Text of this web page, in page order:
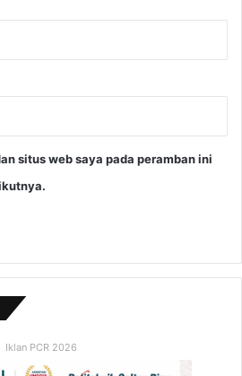
situs web saya pada peramban ini
Iklan PCR 2026